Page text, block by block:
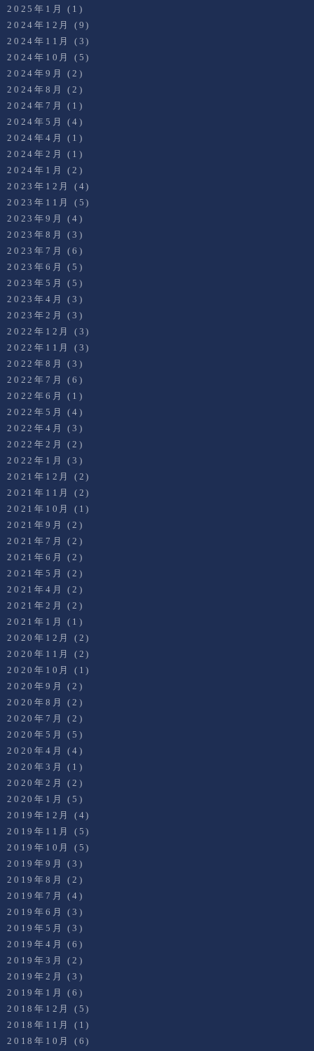
2025年1月
(1)
2024年12月
(9)
2024年11月
(3)
2024年10月
(5)
2024年9月
(2)
2024年8月
(2)
2024年7月
(1)
2024年5月
(4)
2024年4月
(1)
2024年2月
(1)
2024年1月
(2)
2023年12月
(4)
2023年11月
(5)
2023年9月
(4)
2023年8月
(3)
2023年7月
(6)
2023年6月
(5)
2023年5月
(5)
2023年4月
(3)
2023年2月
(3)
2022年12月
(3)
2022年11月
(3)
2022年8月
(3)
2022年7月
(6)
2022年6月
(1)
2022年5月
(4)
2022年4月
(3)
2022年2月
(2)
2022年1月
(3)
2021年12月
(2)
2021年11月
(2)
2021年10月
(1)
2021年9月
(2)
2021年7月
(2)
2021年6月
(2)
2021年5月
(2)
2021年4月
(2)
2021年2月
(2)
2021年1月
(1)
2020年12月
(2)
2020年11月
(2)
2020年10月
(1)
2020年9月
(2)
2020年8月
(2)
2020年7月
(2)
2020年5月
(5)
2020年4月
(4)
2020年3月
(1)
2020年2月
(2)
2020年1月
(5)
2019年12月
(4)
2019年11月
(5)
2019年10月
(5)
2019年9月
(3)
2019年8月
(2)
2019年7月
(4)
2019年6月
(3)
2019年5月
(3)
2019年4月
(6)
2019年3月
(2)
2019年2月
(3)
2019年1月
(6)
2018年12月
(5)
2018年11月
(1)
2018年10月
(6)